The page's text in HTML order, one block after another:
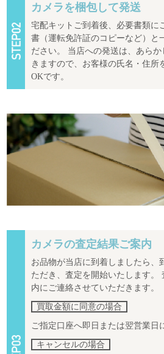
カメラを梱包して発送
宅配キットご到着後、必要書類に
書（運転免許証のコピーなど）と
ださい。 当店への発送は、あら
きますので、お客様の氏名・住所
OKです。
カメラの査定結果ご案内
お品物が当店に到着しましたら、
ただき、査定を開始いたします。
内にご連絡させていただきます。
買取金額に同意の場合
ご指定口座へ即日または翌営業日
キャンセルの場合